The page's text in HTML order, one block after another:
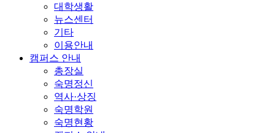
대학생활
뉴스센터
기타
이용안내
캠퍼스 안내
총장실
숙명정신
역사·상징
숙명학원
숙명현황